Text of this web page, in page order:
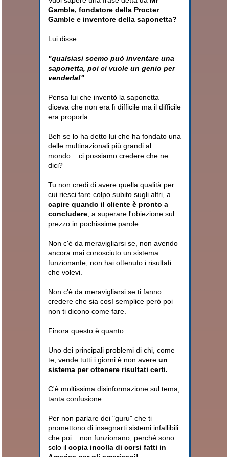
Gamble, fondatore della Procter
Gamble e inventore della saponetta?
Lui disse:
"qualsiasi scemo può inventare una
saponetta, poi ci vuole un genio per
venderla!"
Pensa lui che inventò la saponetta
diceva che non era lì difficile ma il difficile
era proporla.
Beh se lo ha detto lui che ha fondato una
delle multinazionali più grandi al
mondo... ci possiamo credere che ne
dici?
Tu non credi di avere quella qualità per
cui riesci fare colpo subito sugli altri, a
capire quando il cliente è pronto a
concludere, a superare l'obiezione sul
prezzo in pochissime parole.
Non c'è da meravigliarsi se, non avendo
ancora mai conosciuto un sistema
funzionante, non hai ottenuto i risultati
che volevi.
Non c'è da meravigliarsi se ti fanno
credere che sia così semplice però poi
non ti dicono come fare.
Finora questo è quanto.
Uno dei principali problemi di chi, come
te, vende tutti i giorni è non avere un
sistema per ottenere risultati certi.
C'è moltissima disinformazione sul tema,
tanta confusione.
Per non parlare dei "guru" che ti
promettono di insegnarti sistemi infallibili
che poi... non funzionano, perché sono
solo il copia incolla di corsi fatti in